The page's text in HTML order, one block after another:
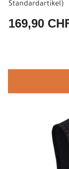
Standardartikel)
169,90